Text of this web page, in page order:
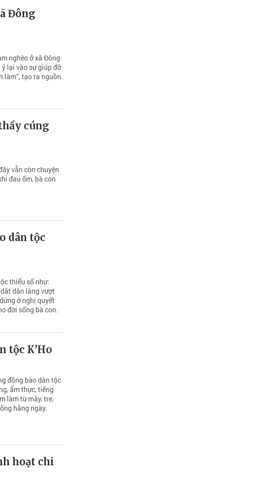
Đông
nghèo ở xã Đông
lại vào sự giúp đỡ
làm”, tạo ra nguồn
cúng
vẫn còn chuyện
đau ốm, bà con
dân tộc
thiểu số như:
dân làng vượt
ở nghị quyết
đời sống bà con.
tộc K’Ho
đồng bào dân tộc
ẩm thực, tiếng
làm từ mây, tre,
hằng ngày.
hoạt chi